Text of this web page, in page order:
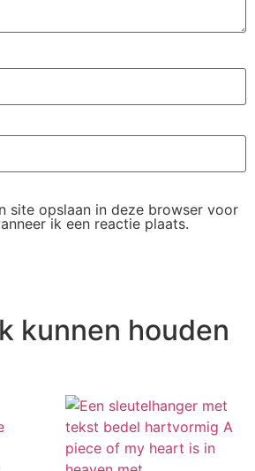
site opslaan in deze browser voor
ik een reactie plaats.
kunnen houden